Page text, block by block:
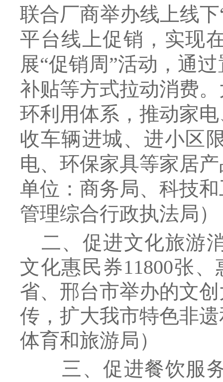
联合厂商举办线上线下
平台线上促销，实现
展“促销周”活动，通
补贴等方式拉动消费
环利用体系，推动家
收车辆进城、进小区
电、环保家具等家居
单位：商务局、 科技
管理综合行政执法局 ）
二、促进文化旅游
文化惠民券11800张
省、邢台市举办的文
传，扩大我市特色非
体育和旅游局 ）
三、促进餐饮服